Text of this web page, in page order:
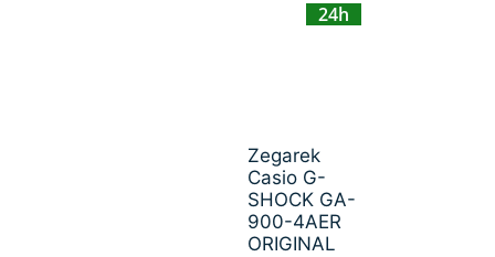
24h
Zegarek
Casio G-
SHOCK GA-
900-4AER
ORIGINAL